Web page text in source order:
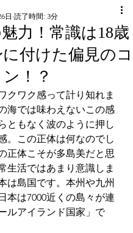
力！常識は18歳
付けた偏見のコ
！？
日 読了時間: 3分
クワク感って計り知れま
海では味わえないこの感
ともなく波のように押し
。この正体は何なのでし
正体こそが多島美だと思
生活ではあまり意識しま
は島国です。本州や九州
本は7000近くの島々が連
ルアイランド国家」で